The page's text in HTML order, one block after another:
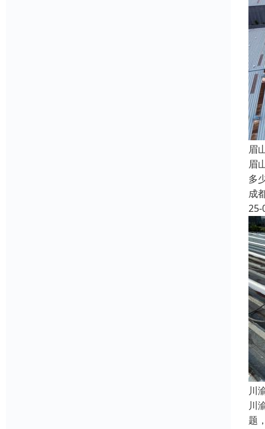
眉
眉
多
成
25-
川
川
题